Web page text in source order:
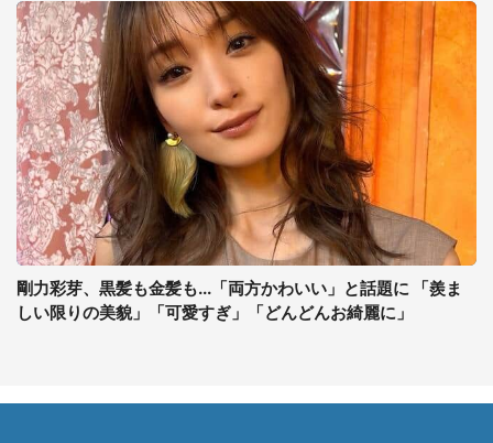
剛力彩芽、黒髪も金髪も...「両方かわいい」と話題に 「羨ま
しい限りの美貌」「可愛すぎ」「どんどんお綺麗に」